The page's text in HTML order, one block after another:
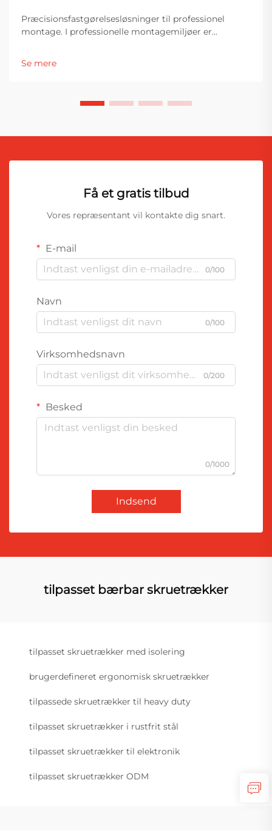
Præcisionsfastgørelsesløsninger til professionel
montage. I professionelle montagemiljøer er
essentielle komponenter i fastgørelsessystemer er
Se mere
Få et gratis tilbud
Vores repræsentant vil kontakte dig snart.
E-mail
0/100
Navn
0/100
Virksomhedsnavn
0/200
Besked
0/1000
Indsend
tilpasset bærbar skruetrækker
tilpasset skruetrækker med isolering
brugerdefineret ergonomisk skruetrækker
tilpassede skruetrækker til heavy duty
tilpasset skruetrækker i rustfrit stål
tilpasset skruetrækker til elektronik
tilpasset skruetrækker ODM